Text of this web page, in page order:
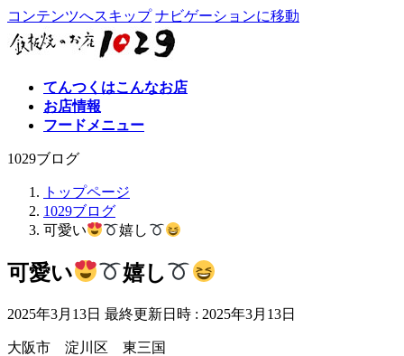
コンテンツへスキップ ナビゲーションに移動
てんつくはこんなお店
お店情報
フードメニュー
1029ブログ
トップページ
1029ブログ
可愛い
嬉し
可愛い 嬉し
2025年3月13日 最終更新日時 : 2025年3月13日
大阪市 淀川区 東三国